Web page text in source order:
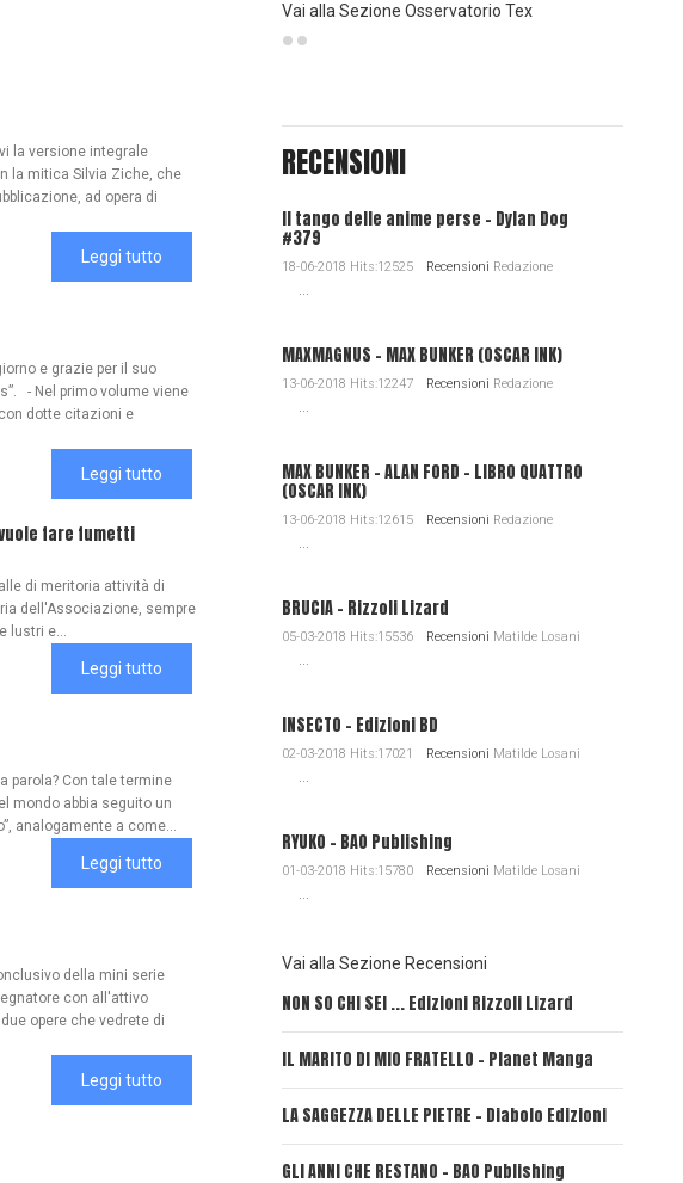
la versione integrale
la mitica Silvia Ziche, che
ad opera di
Leggi tutto
e grazie per il suo
- Nel primo volume viene
dotte citazioni e
Leggi tutto
fare fumetti
di meritoria attività di
dell'Associazione, sempre
lustri e...
Leggi tutto
parola? Con tale termine
mondo abbia seguito un
analogamente a come...
Leggi tutto
della mini serie
con all'attivo
opere che vedrete di
Leggi tutto
Vai alla Sezione Osservatorio Tex
RECENSIONI
Il tango delle anime perse - Dylan Dog
#379
18-06-2018 Hits:12525 Recensioni Redazione
...
MAXMAGNUS – MAX BUNKER (OSCAR INK)
13-06-2018 Hits:12247 Recensioni Redazione
...
MAX BUNKER – ALAN FORD – LIBRO QUATTRO
(OSCAR INK)
13-06-2018 Hits:12615 Recensioni Redazione
...
BRUCIA - Rizzoli Lizard
05-03-2018 Hits:15536 Recensioni Matilde Losani
...
INSECTO - Edizioni BD
02-03-2018 Hits:17021 Recensioni Matilde Losani
...
RYUKO - BAO Publishing
01-03-2018 Hits:15780 Recensioni Matilde Losani
...
Vai alla Sezione Recensioni
NON SO CHI SEI ... Edizioni Rizzoli Lizard
IL MARITO DI MIO FRATELLO - Planet Manga
LA SAGGEZZA DELLE PIETRE - Diabolo Edizioni
GLI ANNI CHE RESTANO - BAO Publishing